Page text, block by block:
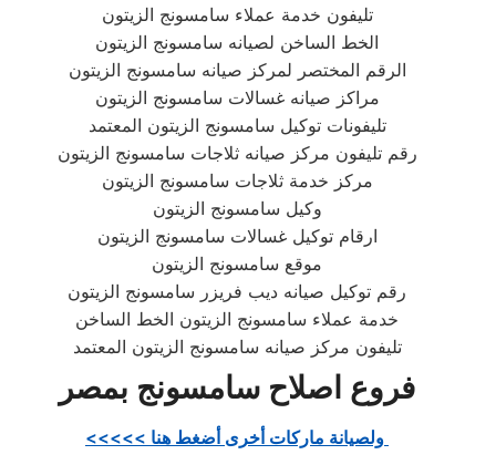
تليفون خدمة عملاء سامسونج الزيتون
الخط الساخن لصيانه سامسونج الزيتون
الرقم المختصر لمركز صيانه سامسونج الزيتون
مراكز صيانه غسالات سامسونج الزيتون
تليفونات توكيل سامسونج الزيتون المعتمد
رقم تليفون مركز صيانه ثلاجات سامسونج الزيتون
مركز خدمة ثلاجات سامسونج الزيتون
وكيل سامسونج الزيتون
ارقام توكيل غسالات سامسونج الزيتون
موقع سامسونج الزيتون
رقم توكيل صيانه ديب فريزر سامسونج الزيتون
خدمة عملاء سامسونج الزيتون الخط الساخن
تليفون مركز صيانه سامسونج الزيتون المعتمد
فروع اصلاح سامسونج بمصر